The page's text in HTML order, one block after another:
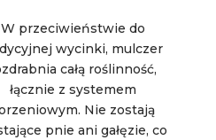
W przeciwieństwie do
wycinki, mulczer
całą roślinność,
łącznie z systemem
Nie zostają
pnie ani gałęzie, co